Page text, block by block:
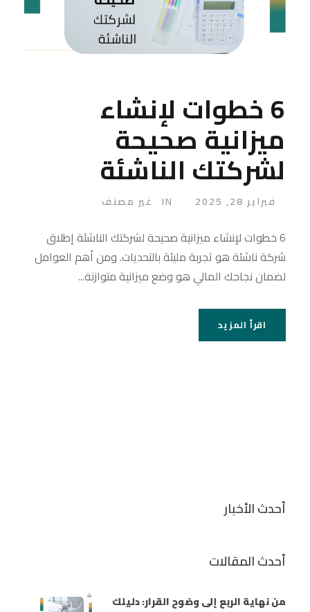
6 خطوات لإنشاء
ميزانية صحيحة
لشركتك الناشئة
فبراير 28, 2025 IN غير مصنف
6 خطوات لإنشاء ميزانية صحيحة لشركتك الناشئة إطلاق
شركة ناشئة هو تجربة مليئة بالتحديات. ومن أهم العوامل
لضمان نجاحك المالي هو وضع ميزانية متوازنة...
اقرأ المزيد
أحدث الأخبار
أحدث المقالات
من نهاية الربع إلى وضوح القرار: دليلك